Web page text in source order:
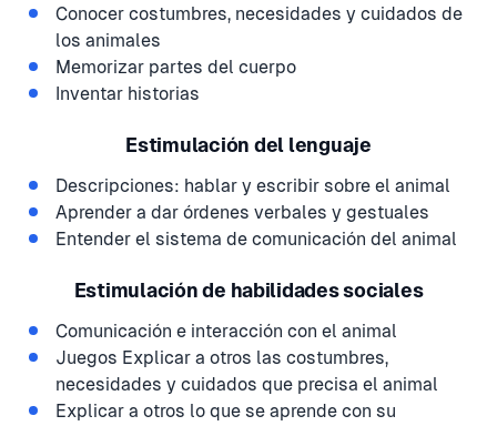
Conocer costumbres, necesidades y cuidados de
los animales
Memorizar partes del cuerpo
Inventar historias
Estimulación del lenguaje
Descripciones: hablar y escribir sobre el animal
Aprender a dar órdenes verbales y gestuales
Entender el sistema de comunicación del animal
Estimulación de habilidades sociales
Comunicación e interacción con el animal
Juegos Explicar a otros las costumbres,
necesidades y cuidados que precisa el animal
Explicar a otros lo que se aprende con su